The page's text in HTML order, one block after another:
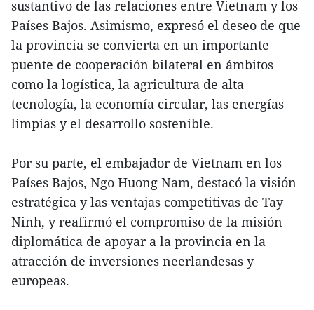
sustantivo de las relaciones entre Vietnam y los
Países Bajos. Asimismo, expresó el deseo de que
la provincia se convierta en un importante
puente de cooperación bilateral en ámbitos
como la logística, la agricultura de alta
tecnología, la economía circular, las energías
limpias y el desarrollo sostenible.
Por su parte, el embajador de Vietnam en los
Países Bajos, Ngo Huong Nam, destacó la visión
estratégica y las ventajas competitivas de Tay
Ninh, y reafirmó el compromiso de la misión
diplomática de apoyar a la provincia en la
atracción de inversiones neerlandesas y
europeas.